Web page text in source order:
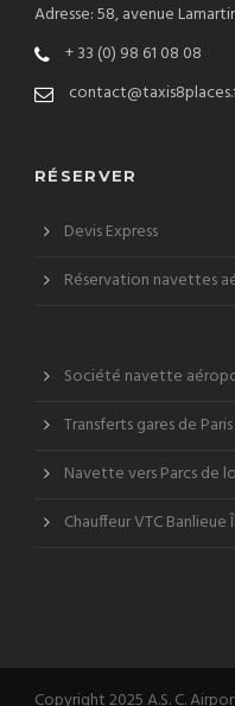
Adresse: 58, avenue
+ 33 (0) 98 61 08 08
RÉSERVER
Devis Express
Réservation navettes
Société navette
Transferts gares de
Navette vers Parcs de
Chauffeur VTC